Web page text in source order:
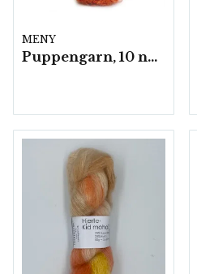
MENY
Puppengarn, 10 nystan á 50 gram/fp.